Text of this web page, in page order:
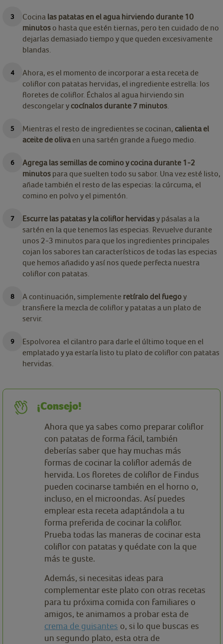
Cocina las patatas en el agua hirviendo durante 10
minutos o hasta que estén tiernas, pero ten cuidado de no
dejarlas demasiado tiempo y que queden excesivamente
blandas.
Ahora, es el momento de incorporar a esta receta de
coliflor con patatas hervidas, el ingrediente estrella: los
floretes de coliflor. Échalos al agua hirviendo sin
descongelar y cocínalos durante 7 minutos
Mientras el resto de ingredientes se cocinan, calienta el
aceite de oliva en una sartén grande a fuego medio.
Agrega las semillas de comino y cocina durante 1-2
minutos para que suelten todo su sabor. Una vez esté listo,
añade también el resto de las especias: la cúrcuma, el
comino en polvo y el pimentón.
Escurre las patatas y la coliflor hervidasy pásalas a la
sartén en la que tenemos las especias. Revuelve durante
unos 2-3 minutos para que los ingredientes principales
cojan los sabores tan característicos de todas las especias
que hemos añadido y así nos quede perfecta nuestra
coliflor con patatas.
A continuación, simplemente retíralo del fuegoy
transfiere la mezcla de coliflor y patatas a un plato de
servir.
Espolvorea el cilantro para darle el último toque en el
emplatado y ya estaría listo tu plato de coliflor con patatas
hervidas.
¡Consejo!
Ahora que ya sabes como preparar coliflor
con patatas de forma fácil, también
deberías saber que hay muchas más
formas de cocinar la coliflor además de
hervida. Los floretes de coliflor de Findus
pueden cocinarse también en el horno o,
incluso, en el microondas. Así puedes
emplear esta receta adaptándola a tu
forma preferida de cocinar la coliflor.
Prueba todas las maneras de cocinar esta
coliflor con patatas y quédate con la que
más te guste.
Además, si necesitas ideas para
complementar este plato con otras recetas
para tu próxima comida con familiares o
amigos, te animamos a probar esta de
crema de guisantes o, si lo que buscas es
un segundo plato, esta otra de